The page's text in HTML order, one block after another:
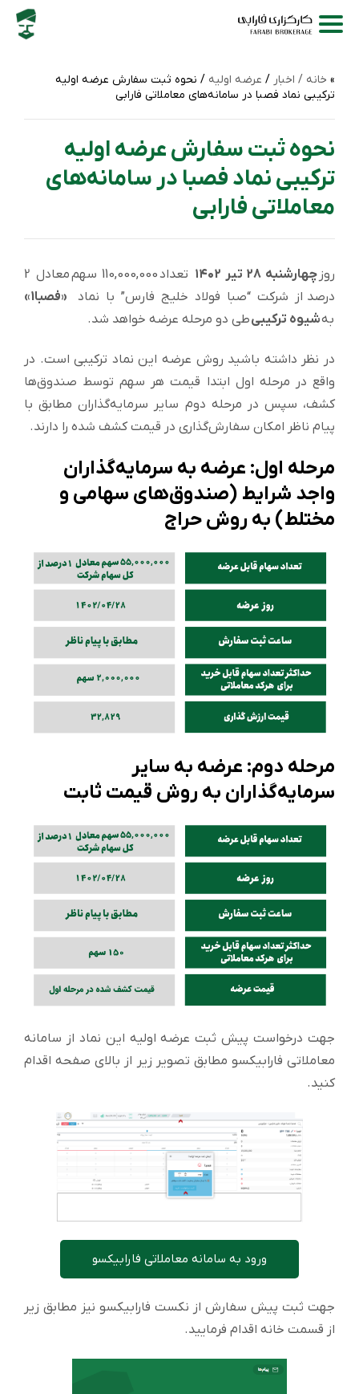
خانه / اخبار / عرضه اولیه / نحوه ثبت سفارش عرضه اولیه
ترکیبی نماد فصبا در سامانه‌های معاملاتی فارابی
نحوه ثبت سفارش عرضه اولیه
ترکیبی نماد فصبا در سامانه‌های
معاملاتی فارابی
روز چهارشنبه 28 تیر ۱۴۰2
تعداد 110,000,000 سهم معادل 2
درصد از شرکت “صبا فولاد خلیج فارس” با نماد «فصبا1»
بهشیوه ترکیبیطی دو مرحله عرضه خواهد شد.
در نظر داشته باشید روش عرضه این نماد ترکیبی است. در
واقع در مرحله اول ابتدا قیمت هر سهم توسط صندوق‌ها
کشف، سپس در مرحله دوم سایر سرمایه‌گذاران مطابق با
پیام ناظر امکان سفارش‌گذاری در قیمت کشف شده را دارند.
مرحله اول: عرضه به سرمایه‌گذاران
واجد شرایط (صندوق‌های سهامی و
مختلط) به روش حراج
مرحله دوم: عرضه به سایر
سرمایه‌گذاران به روش قیمت ثابت
جهت درخواست پیش ثبت عرضه اولیه این نماد از سامانه
معاملاتی فارابیکسو مطابق تصویر زیر از بالای صفحه اقدام
کنید.
ورود به سامانه معاملاتی فارابیکسو
جهت ثبت پیش سفارش از نکست فارابیکسو نیز مطابق زیر
از قسمت خانه اقدام فرمایید.